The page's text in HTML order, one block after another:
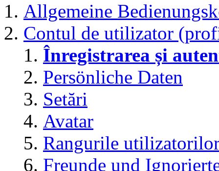
Allgemeine
Contul de utilizator
Înregistrarea și
Persönliche Daten
Setări
Avatar
Rangurile
Freunde und